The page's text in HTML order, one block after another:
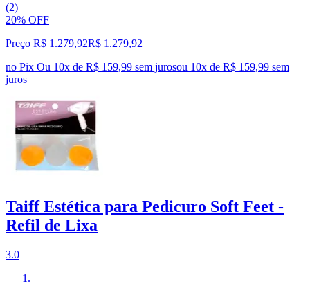
(2)
20% OFF
Preço R$ 1.279,92R$ 1.279,92
no Pix Ou 10x de R$ 159,99 sem jurosou 10x de R$ 159,99 sem
juros
Taiff Estética para Pedicuro Soft Feet -
Refil de Lixa
3.0